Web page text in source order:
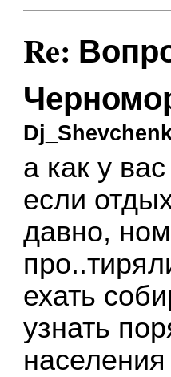
Re:
а как у
если
давно,
ехать
узнать